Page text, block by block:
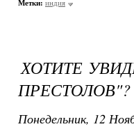
Метки: индия
ХОТИТЕ
ПРЕСТОЛОВ"?
Понедельник, 12